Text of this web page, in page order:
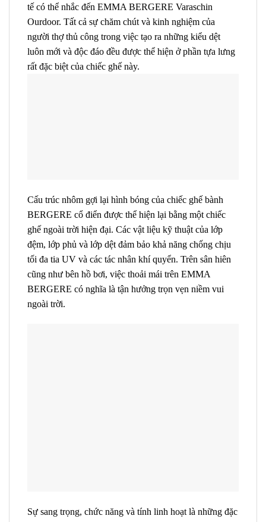
tế có thể nhắc đến EMMA BERGERE Varaschin
Ourdoor. Tất cả sự chăm chút và kinh nghiệm của
người thợ thủ công trong việc tạo ra những kiểu dệt
luôn mới và độc đáo đều được thể hiện ở phần tựa lưng
rất đặc biệt của chiếc ghế này.
Cấu trúc nhôm gợi lại hình bóng của chiếc ghế bành
BERGERE cổ điển được thể hiện lại bằng một chiếc
ghế ngoài trời hiện đại. Các vật liệu kỹ thuật của lớp
đệm, lớp phủ và lớp dệt đảm bảo khả năng chống chịu
tối đa tia UV và các tác nhân khí quyển. Trên sân hiên
cũng như bên hồ bơi, việc thoải mái trên EMMA
BERGERE có nghĩa là tận hưởng trọn vẹn niềm vui
ngoài trời.
Sự sang trọng, chức năng và tính linh hoạt là những đặc